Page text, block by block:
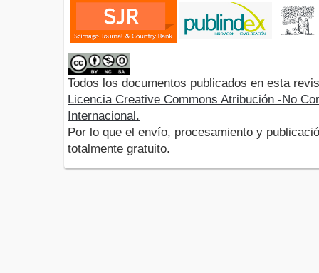
Todos los documentos publicados en esta
Licencia Creative Commons Atribución -No
Internacional.
Por lo que el envío, procesamiento y
totalmente gratuito.